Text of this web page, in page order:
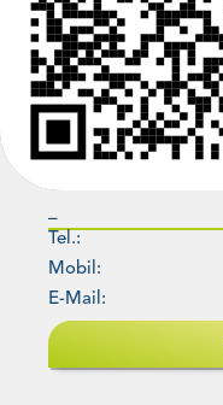
–
Tel.:
Mobil:
E-Mail: